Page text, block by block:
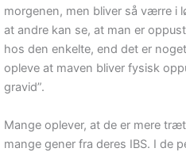
morgenen, men bliver så værre i
at andre kan se, at man er
hos den enkelte, end det er
opleve at maven bliver fysisk
gravid”.
Mange oplever, at de er mere
mange gener fra deres IBS. I de